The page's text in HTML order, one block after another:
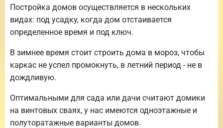
Постройка домов осуществляется в нескольких
видах: под усадку, когда дом отстаивается
определенное время и под ключ.
В зимнее время стоит строить дома в мороз, чтобы
каркас не успел промокнуть, в летний период - не в
дождливую.
Оптимальными для сада или дачи считают домики
на винтовых сваях, у нас имеются одноэтажные и
полуторатажные варианты домов.